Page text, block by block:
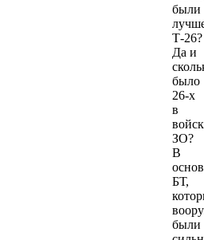
были
Т-26?
Да и
было
26-х
в
ЗО?
В
БТ,
были